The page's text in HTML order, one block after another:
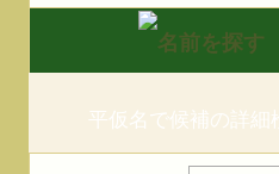
平仮名で候補の詳細